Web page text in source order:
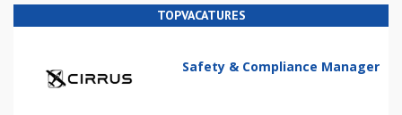
TOPVACATURES
Safety & Compliance Manager